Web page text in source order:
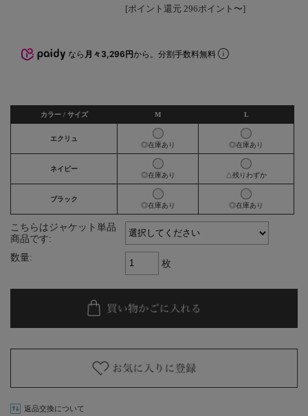
[ポイント還元 296ポイント〜]
なら 月々3,296円から。分割手数料無料
カラー / サイズ M L
エクリュ
◎在庫あり
◎在庫あり
ネイビー
◎在庫あり
△残りわずか
ブラック
◎在庫あり
◎在庫あり
こちらはジャケット単品
商品です:
数量:
枚
返品交換について